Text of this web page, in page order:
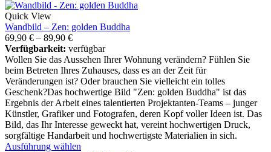
Quick View
Wandbild – Zen: golden Buddha
69,90 € – 89,90 €
Verfügbarkeit: verfügbar
Wollen Sie das Aussehen Ihrer Wohnung verändern? Fühlen Sie
beim Betreten Ihres Zuhauses, dass es an der Zeit für
Veränderungen ist? Oder brauchen Sie vielleicht ein tolles
Geschenk?Das hochwertige Bild "Zen: golden Buddha" ist das
Ergebnis der Arbeit eines talentierten Projektanten-Teams – junger
Künstler, Grafiker und Fotografen, deren Kopf voller Ideen ist. Das
Bild, das Ihr Interesse geweckt hat, vereint hochwertigen Druck,
sorgfältige Handarbeit und hochwertigste Materialien in sich.
Ausführung wählen